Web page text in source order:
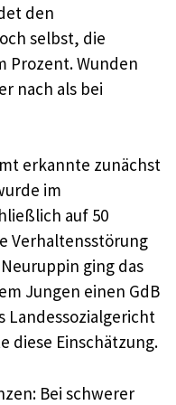
den
selbst, die
Prozent. Wunden
nach als bei
erkannte zunächst
im
auf 50
Verhaltensstörung
ging das
Jungen einen GdB
Landessozialgericht
diese Einschätzung.
Bei schwerer